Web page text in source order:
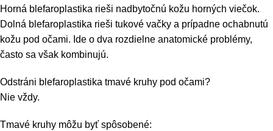
Horná blefaroplastika rieši nadbytočnú kožu horných viečok.
Dolná blefaroplastika rieši tukové vačky a prípadne ochabnutú
kožu pod očami. Ide o dva rozdielne anatomické problémy,
často sa však kombinujú.
Odstráni blefaroplastika tmavé kruhy pod očami?
Nie vždy.
Tmavé kruhy môžu byť spôsobené: